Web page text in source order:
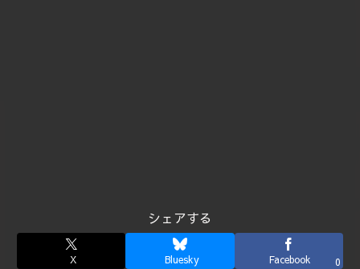
シェアする
X Bluesky Facebook 0